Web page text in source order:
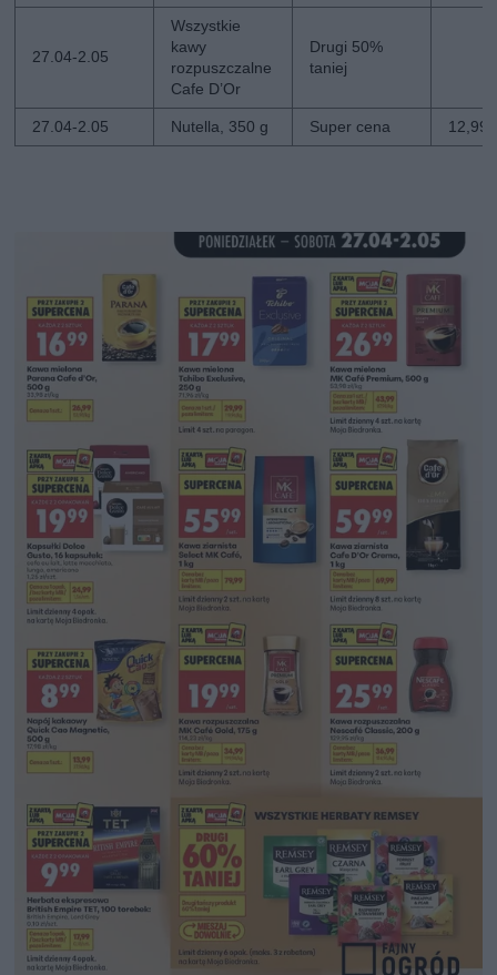
27.04-2.05
Wszystkie
kawy
rozpuszczalne
Cafe D’Or
Drugi 50%
taniej
27.04-2.05 Nutella, 350 g Super cena 12,99